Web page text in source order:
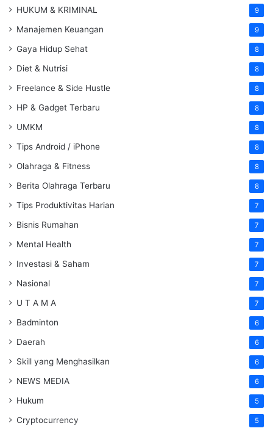
HUKUM & KRIMINAL 9
Manajemen Keuangan 9
Gaya Hidup Sehat 8
Diet & Nutrisi 8
Freelance & Side Hustle 8
HP & Gadget Terbaru 8
UMKM 8
Tips Android / iPhone 8
Olahraga & Fitness 8
Berita Olahraga Terbaru 8
Tips Produktivitas Harian 7
Bisnis Rumahan 7
Mental Health 7
Investasi & Saham 7
Nasional 7
U T A M A 7
Badminton 6
Daerah 6
Skill yang Menghasilkan 6
NEWS MEDIA 6
Hukum 5
Cryptocurrency 5